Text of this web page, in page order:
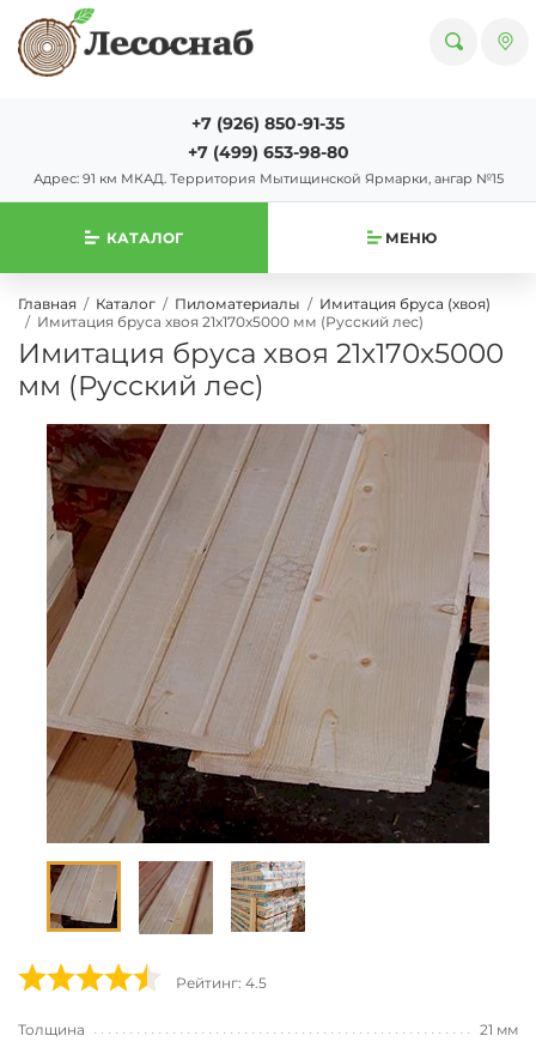
+7 (926) 850-91-35
+7 (499) 653-98-80
Адрес: 91 км МКАД. Территория Мытищинской Ярмарки, ангар №15
КАТАЛОГ МЕНЮ
Главная Каталог Пиломатериалы
Имитация бруса (хвоя)
Имитация бруса хвоя 21х170х5000 мм (Русский лес)
Имитация бруса хвоя 21х170х5000
мм (Русский лес)
Рейтинг: 4.5
Толщина
21 мм